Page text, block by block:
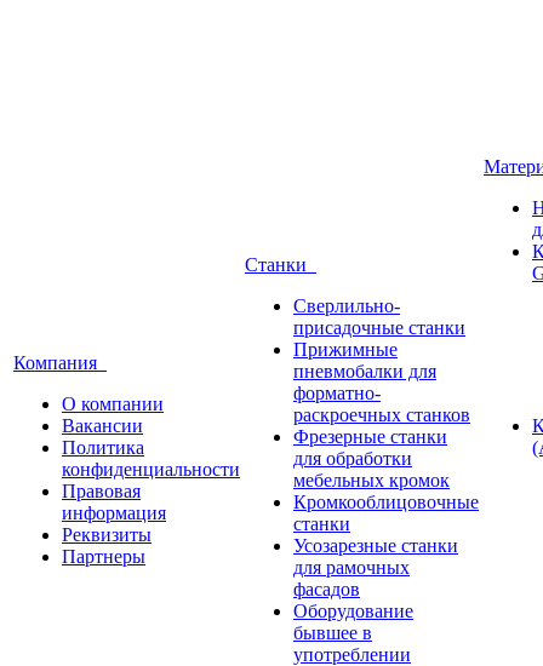
Компания
О компании
Вакансии
Политика
конфиденциальности
Правовая
информация
Реквизиты
Партнеры
Станки
Сверлильно-
присадочные станки
Прижимные
пневмобалки для
форматно-
раскроечных станков
Фрезерные станки
для обработки
мебельных кромок
Кромкооблицовочные
станки
Усозарезные станки
для рамочных
фасадов
Оборудование
бывшее в
употреблении